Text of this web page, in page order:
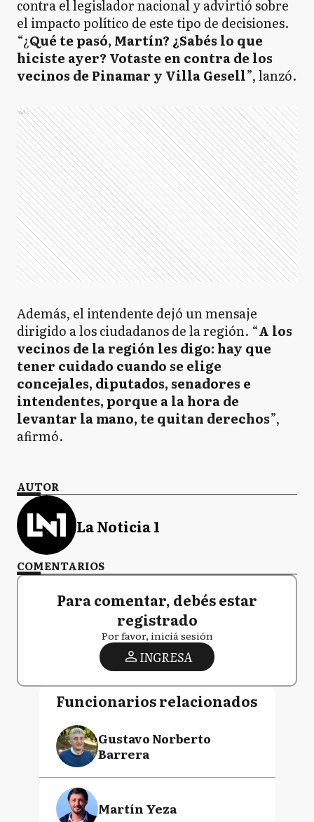
contra el legislador nacional y advirtió sobre
el impacto político de este tipo de decisiones.
“¿Qué te pasó, Martín? ¿Sabés lo que
hiciste ayer? Votaste en contra de los
vecinos de Pinamar y Villa Gesell”, lanzó.
Ads
Además, el intendente dejó un mensaje
dirigido a los ciudadanos de la región. “A los
vecinos de la región les digo: hay que
tener cuidado cuando se elige
concejales, diputados, senadores e
intendentes, porque a la hora de
levantar la mano, te quitan derechos”,
afirmó.
AUTOR
La Noticia 1
COMENTARIOS
Para comentar, debés estar
registrado
Por favor, iniciá sesión
INGRESA
Funcionarios relacionados
Gustavo Norberto
Barrera
Martín Yeza